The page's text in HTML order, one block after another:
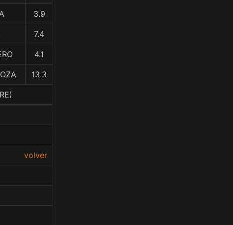
3.9
7.4
4.1
13.3
volver